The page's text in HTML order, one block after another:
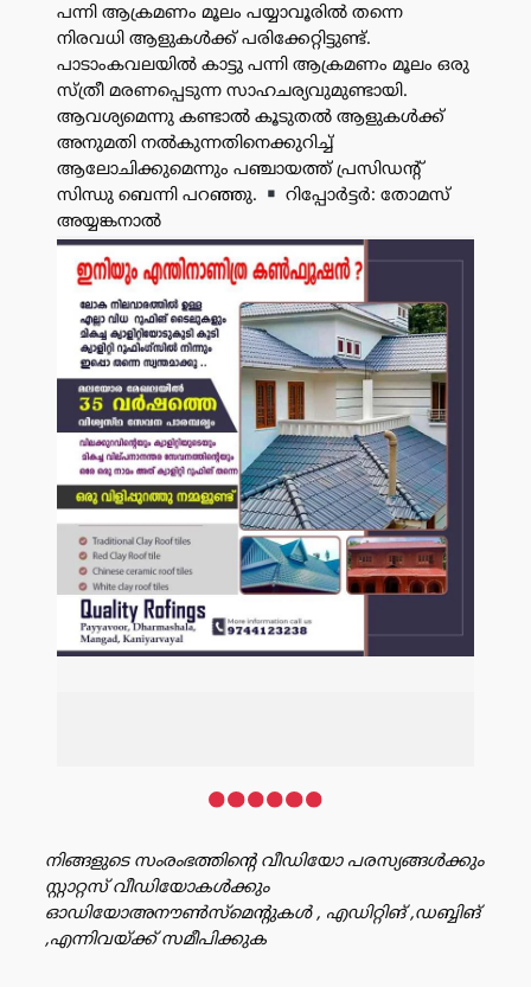
പന്നി ആക്രമണം മൂലം പയ്യാവൂരിൽ തന്നെ
നിരവധി ആളുകൾക്ക് പരിക്കേറ്റിട്ടുണ്ട്.
പാടാംകവലയിൽ കാട്ടു പന്നി ആക്രമണം മൂലം ഒരു
സ്ത്രീ മരണപ്പെടുന്ന സാഹചര്യവുമുണ്ടായി.
ആവശ്യമെന്നു കണ്ടാൽ കൂടുതൽ ആളുകൾക്ക്
അനുമതി നൽകുന്നതിനെക്കുറിച്ച്
ആലോചിക്കുമെന്നും പഞ്ചായത്ത് പ്രസിഡൻ്റ്
സിന്ധു ബെന്നി പറഞ്ഞു.
റിപ്പോർട്ടർ: തോമസ്
അയ്യങ്കനാൽ
പരസ്യം
നിങ്ങളുടെ സംരംഭത്തിൻ്റെ വീഡിയോ പരസ്യങ്ങൾക്കും
സ്റ്റാറ്റസ് വീഡിയോകൾക്കും
ഓഡിയോഅനൗൺസ്‌മെന്റുകൾ , എഡിറ്റിങ് ,ഡബ്ബിങ്
,എന്നിവയ്ക്ക് സമീപിക്കുക